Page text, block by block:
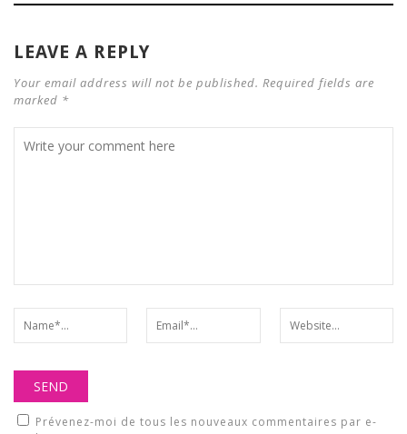
LEAVE A REPLY
Your email address will not be published. Required fields are
marked *
Prévenez-moi de tous les nouveaux commentaires par e-